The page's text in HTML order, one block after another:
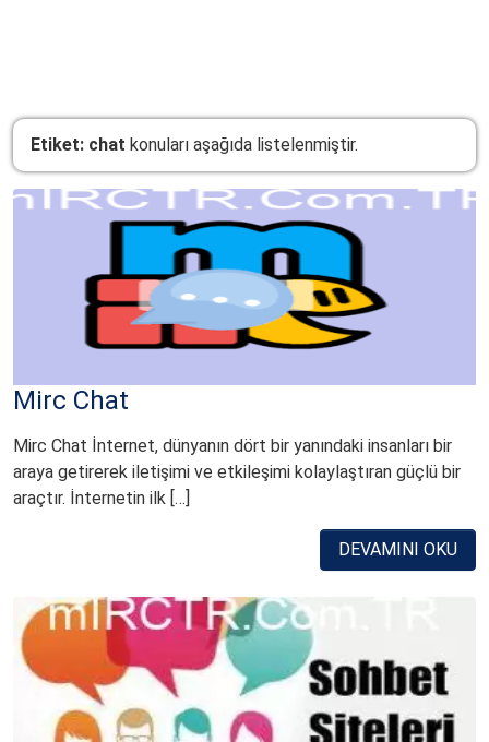
Etiket: chat konuları aşağıda listelenmiştir.
Mirc Chat
Mirc Chat İnternet, dünyanın dört bir yanındaki insanları bir
araya getirerek iletişimi ve etkileşimi kolaylaştıran güçlü bir
araçtır. İnternetin ilk […]
DEVAMINI OKU